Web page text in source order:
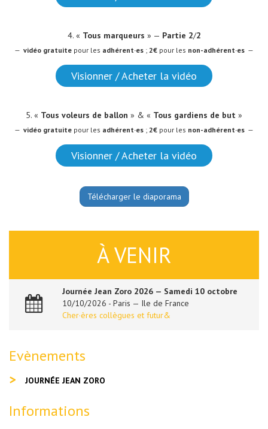
4. « Tous marqueurs » — Partie 2/2
— vidéo gratuite pour les adhérent·es ; 2€ pour les non-adhérent·es —
Visionner / Acheter la vidéo
5. « Tous voleurs de ballon » & « Tous gardiens de but »
— vidéo gratuite pour les adhérent·es ; 2€ pour les non-adhérent·es —
Visionner / Acheter la vidéo
Télécharger le diaporama
À VENIR
Journée Jean Zoro 2026 — Samedi 10 octobre
10/10/2026 - Paris — Ile de France
Cher·ères collègues et futur&
Evènements
JOURNÉE JEAN ZORO
Informations